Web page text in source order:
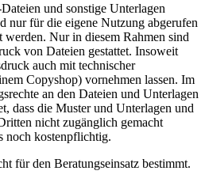
und sonstige Unterlagen
nur für die eigene Nutzung abgerufen
Nur in diesem Rahmen sind
von Dateien gestattet. Insoweit
auch mit technischer
Copyshop) vornehmen lassen. Im
an den Dateien und Unterlagen
dass die Muster und Unterlagen und
nicht zugänglich gemacht
noch kostenpflichtig.
für den Beratungseinsatz bestimmt.